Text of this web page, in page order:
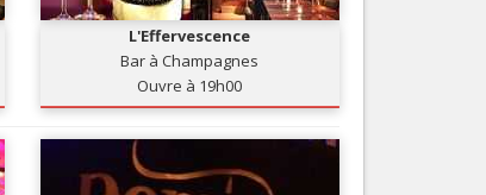
L'Effervescence
Bar à Champagnes
Ouvre à 19h00